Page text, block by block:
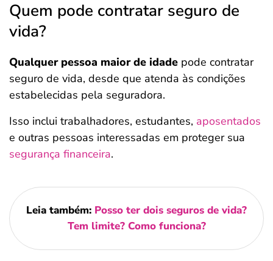
Quem pode contratar seguro de
vida?
Qualquer pessoa maior de idade pode contratar
seguro de vida, desde que atenda às condições
estabelecidas pela seguradora.
Isso inclui trabalhadores, estudantes, aposentados
e outras pessoas interessadas em proteger sua
segurança financeira.
Leia também: Posso ter dois seguros de vida?
Tem limite? Como funciona?